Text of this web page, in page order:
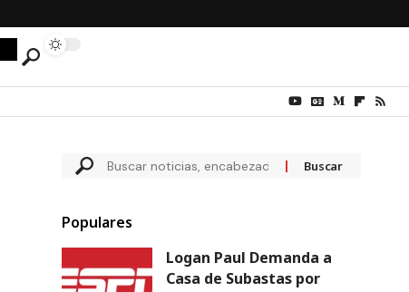
Populares
Logan Paul Demanda a
Casa de Subastas por